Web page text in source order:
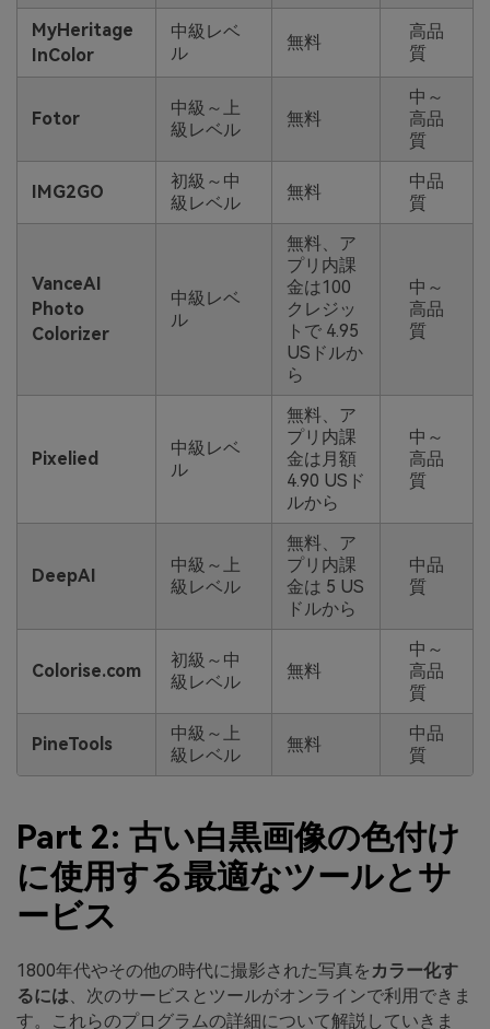
MyHeritage
InColor
中級レベ
ル
無料
高品
質
Fotor
中級～上
級レベル
無料
中～
高品
質
IMG2GO
初級～中
級レベル
無料
中品
質
VanceAI
Photo
Colorizer
中級レベ
ル
無料、ア
プリ内課
金は100
クレジッ
トで 4.95
USドルか
ら
中～
高品
質
Pixelied
中級レベ
ル
無料、ア
プリ内課
金は月額
4.90 USド
ルから
中～
高品
質
DeepAI
中級～上
級レベル
無料、ア
プリ内課
金は 5 US
ドルから
中品
質
Colorise.com
初級～中
級レベル
無料
中～
高品
質
PineTools
中級～上
級レベル
無料
中品
質
Part 2: 古い白黒画像の色付け
に使用する最適なツールとサ
ービス
1800年代やその他の時代に撮影された写真を カラー化す
るには 、次のサービスとツールがオンラインで利用できま
す。これらのプログラムの詳細について解説していきま